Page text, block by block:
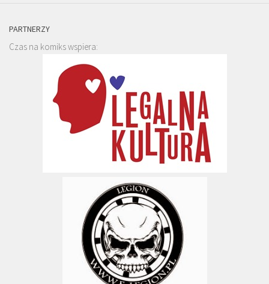
PARTNERZY
Czas na komiks wspiera: